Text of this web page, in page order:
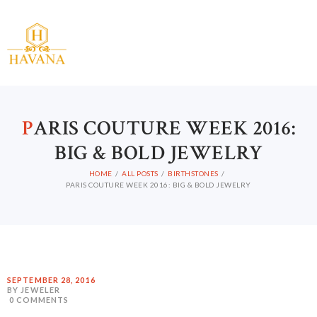
PARIS COUTURE WEEK 2016:
BIG & BOLD JEWELRY
HOME ALL POSTS
BIRTHSTONES
PARIS COUTURE WEEK 2016: BIG & BOLD JEWELRY
SEPTEMBER 28, 2016
BY JEWELER
0 COMMENTS